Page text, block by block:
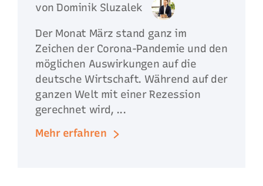
von Dominik Sluzalek
Der Monat März stand ganz im
Zeichen der Corona-Pandemie und den
möglichen Auswirkungen auf die
deutsche Wirtschaft. Während auf der
ganzen Welt mit einer Rezession
gerechnet wird, ...
Mehr erfahren